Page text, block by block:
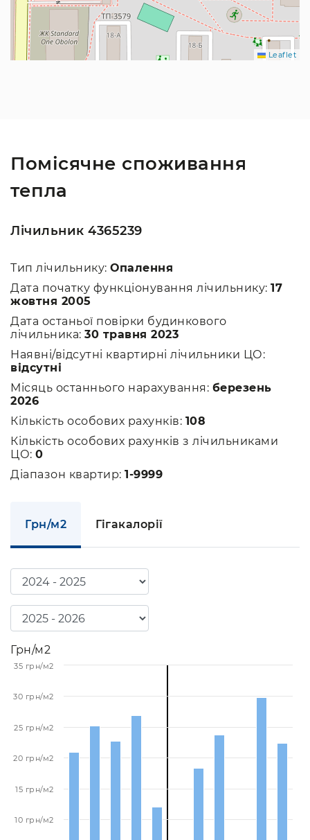
Leaflet
Помісячне споживання
тепла
Лічильник 4365239
Тип лічильнику: Опалення
Дата початку функціонування лічильнику: 17
жовтня 2005
Дата останьої повірки будинкового
лічильника: 30 травня 2023
Наявні/відсутні квартирні лічильники ЦО:
відсутні
Місяць останнього нарахування: березень
2026
Кількість особових рахунків: 108
Кількість особових рахунків з лічильниками
ЦО: 0
Діапазон квартир: 1-9999
Грн/м2 Гігакалорії
Грн/м2
10 грн/м2
15 грн/м2
20 грн/м2
25 грн/м2
30 грн/м2
35 грн/м2